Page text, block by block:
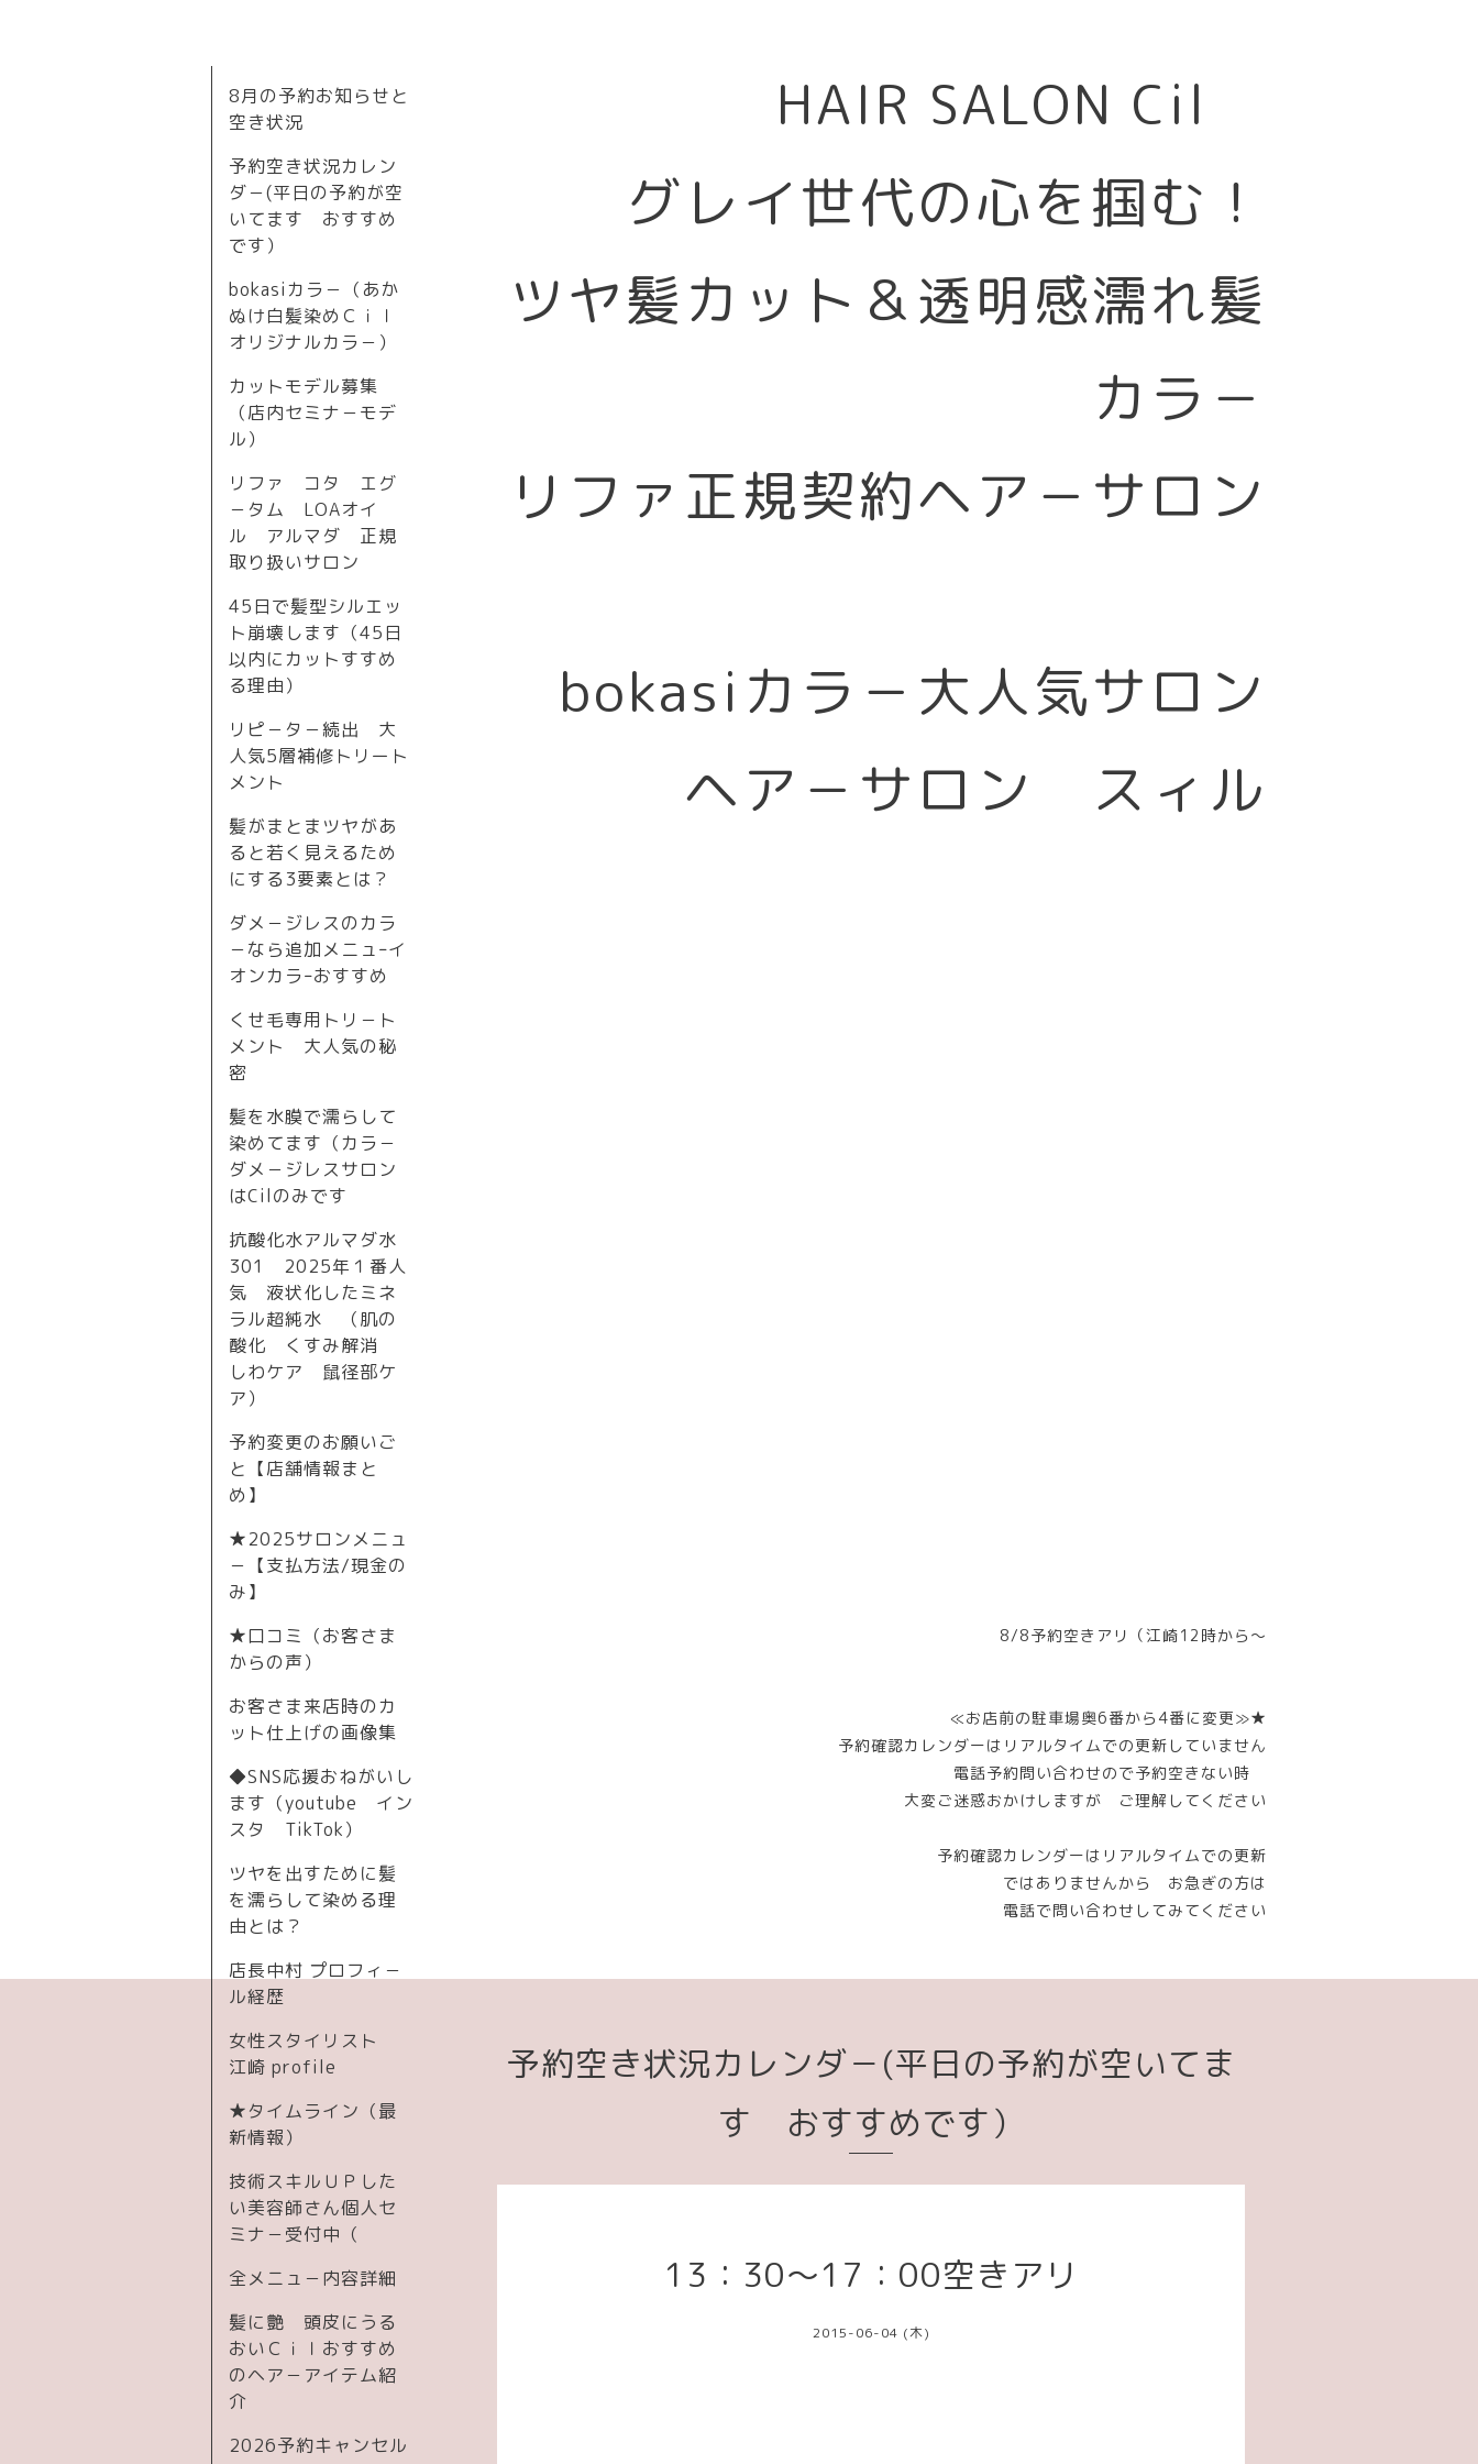
HAIR SALON Cil
グレイ世代の心を掴む！
ツヤ髪カット＆透明感濡れ髪
カラ－
リファ正規契約ヘア－サロン
bokasiカラ－大人気サロン
ヘア－サロン スィル
8/8予約空きアリ（江崎12時から～
≪お店前の駐車場奥6番から4番に変更≫★
予約確認カレンダーはリアルタイムでの更新していません
電話予約問い合わせので予約空きない時
大変ご迷惑おかけしますが ご理解してください
予約確認カレンダーはリアルタイムでの更新
ではありませんから お急ぎの方は
電話で問い合わせしてみてください
8月の予約お知らせと
空き状況
予約空き状況カレン
ダ－(平日の予約が空
いてます おすすめ
です）
bokasiカラ－（あか
ぬけ白髪染めＣｉｌ
オリジナルカラ－）
カットモデル募集
（店内セミナ－モデ
ル）
リファ コタ エグ
－タム LOAオイ
ル アルマダ 正規
取り扱いサロン
45日で髪型シルエッ
ト崩壊します（45日
以内にカットすすめ
る理由）
リピ－タ－続出 大
人気5層補修トリート
メント
髪がまとまツヤがあ
ると若く見えるため
にする3要素とは？
ダメ－ジレスのカラ
－なら追加メニュｰイ
オンカラｰおすすめ
くせ毛専用トリ－ト
メント 大人気の秘
密
髪を水膜で濡らして
染めてます（カラ－
ダメ－ジレスサロン
はCilのみです
抗酸化水アルマダ水
301 2025年１番人
気 液状化したミネ
ラル超純水 （肌の
酸化 くすみ解消
しわケア 鼠径部ケ
ア）
予約変更のお願いご
と【店舗情報まと
め】
★2025サロンメニュ
－【支払方法/現金の
み】
★口コミ（お客さま
からの声）
お客さま来店時のカ
ット仕上げの画像集
◆SNS応援おねがいし
ます（youtube イン
スタ TikTok）
ツヤを出すために髪
を濡らして染める理
由とは？
店長中村 プロフィ－
ル経歴
女性スタイリスト
江崎 profile
★タイムライン（最
新情報）
技術スキルＵＰした
い美容師さん個人セ
ミナ－受付中（
全メニュ－内容詳細
髪に艶 頭皮にうる
おいＣｉｌおすすめ
のヘア－アイテム紹
介
2026予約キャンセル
予約空き状況カレンダ－(平日の予約が空いてま
す おすすめです）
13：30～17：00空きアリ
2015-06-04 (木)